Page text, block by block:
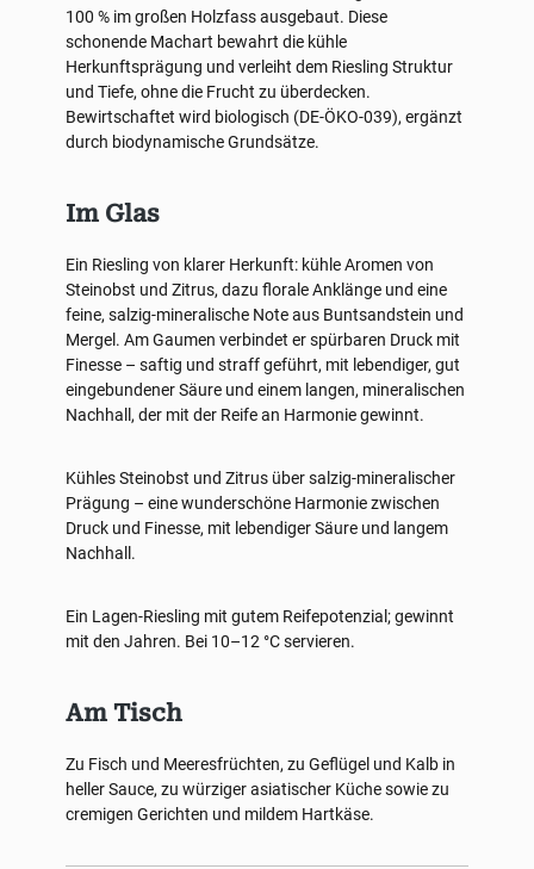
100 % im großen Holzfass ausgebaut. Diese
schonende Machart bewahrt die kühle
Herkunftsprägung und verleiht dem Riesling Struktur
und Tiefe, ohne die Frucht zu überdecken.
Bewirtschaftet wird biologisch (DE-ÖKO-039), ergänzt
durch biodynamische Grundsätze.
Im Glas
Ein Riesling von klarer Herkunft: kühle Aromen von
Steinobst und Zitrus, dazu florale Anklänge und eine
feine, salzig-mineralische Note aus Buntsandstein und
Mergel. Am Gaumen verbindet er spürbaren Druck mit
Finesse – saftig und straff geführt, mit lebendiger, gut
eingebundener Säure und einem langen, mineralischen
Nachhall, der mit der Reife an Harmonie gewinnt.
Kühles Steinobst und Zitrus über salzig-mineralischer
Prägung – eine wunderschöne Harmonie zwischen
Druck und Finesse, mit lebendiger Säure und langem
Nachhall.
Ein Lagen-Riesling mit gutem Reifepotenzial; gewinnt
mit den Jahren. Bei 10–12 °C servieren.
Am Tisch
Zu Fisch und Meeresfrüchten, zu Geflügel und Kalb in
heller Sauce, zu würziger asiatischer Küche sowie zu
cremigen Gerichten und mildem Hartkäse.